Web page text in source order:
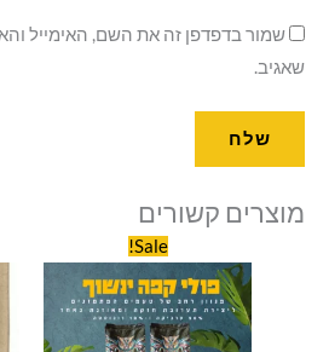
שמור בדפדפן זה את השם, האימייל
שאגיב.
מוצרים קשורים
Sale!
המחיר
המקורי
היה:
₪110.00.
הנוכחי
הוא:
₪100.00.